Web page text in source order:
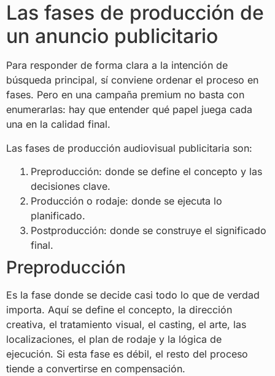
Las fases de producción de
un anuncio publicitario
Para responder de forma clara a la intención de
búsqueda principal, sí conviene ordenar el proceso en
fases. Pero en una campaña premium no basta con
enumerarlas: hay que entender qué papel juega cada
una en la calidad final.
Las fases de producción audiovisual publicitaria son:
Preproducción: donde se define el concepto y las
decisiones clave.
Producción o rodaje: donde se ejecuta lo
planificado.
Postproducción: donde se construye el significado
final.
Preproducción
Es la fase donde se decide casi todo lo que de verdad
importa. Aquí se define el concepto, la dirección
creativa, el tratamiento visual, el casting, el arte, las
localizaciones, el plan de rodaje y la lógica de
ejecución. Si esta fase es débil, el resto del proceso
tiende a convertirse en compensación.